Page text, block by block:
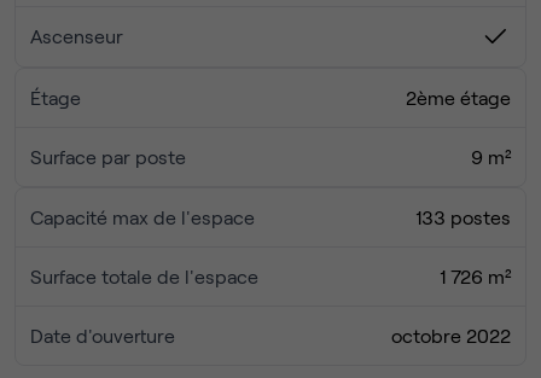
Café Nespresso illimité
Fontaine à eau (plate & gazeuse)
réfrigérateur tous les lundis
Accès aux salles de réunion mutualisées dans
Accès à notre service de restauration :
menu renouvelé chaque semaine (service à table)
Ascenseur
Étage 2ème étage
Surface par poste 9 m²
Capacité max de l'espace 133 postes
Surface totale de l'espace 1 726 m²
Date d'ouverture octobre 2022